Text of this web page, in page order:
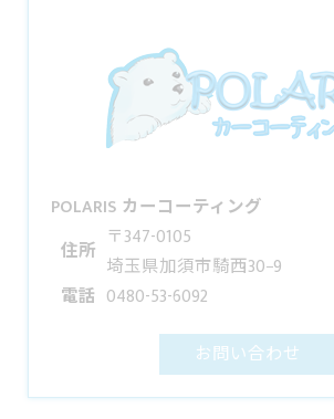
POLARIS カーコーティング
住所 〒347-0105
埼玉県加須市騎西30−9
電話 0480-53-6092
お問い合わせ